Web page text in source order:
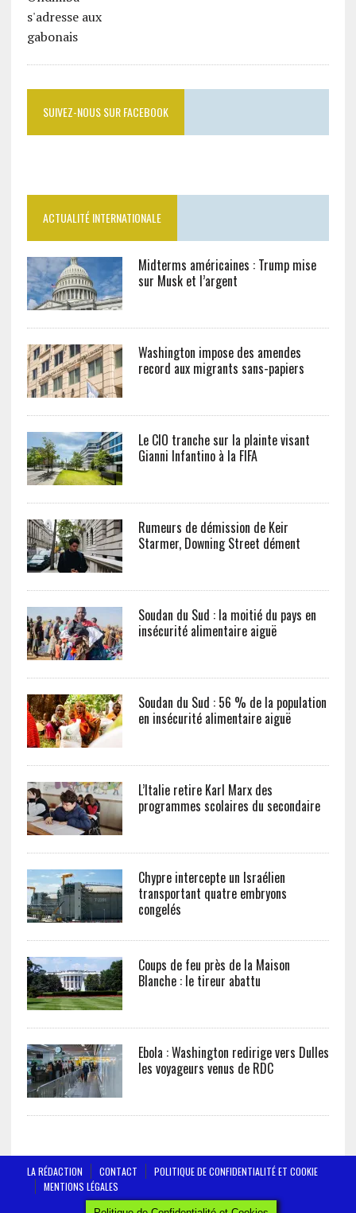
SUIVEZ-NOUS SUR FACEBOOK
ACTUALITÉ INTERNATIONALE
Midterms américaines : Trump mise
sur Musk et l’argent
Washington impose des amendes
record aux migrants sans-papiers
Le CIO tranche sur la plainte visant
Gianni Infantino à la FIFA
Rumeurs de démission de Keir
Starmer, Downing Street dément
Soudan du Sud : la moitié du pays en
insécurité alimentaire aiguë
Soudan du Sud : 56 % de la population
en insécurité alimentaire aiguë
L’Italie retire Karl Marx des
programmes scolaires du secondaire
Chypre intercepte un Israélien
transportant quatre embryons
congelés
Coups de feu près de la Maison
Blanche : le tireur abattu
Ebola : Washington redirige vers Dulles
les voyageurs venus de RDC
LA RÉDACTION CONTACT
POLITIQUE DE CONFIDENTIALITÉ ET COOKIE
MENTIONS LÉGALES
AFRICTELEGRAPH - ALL RIGHTS RESERVED 2019